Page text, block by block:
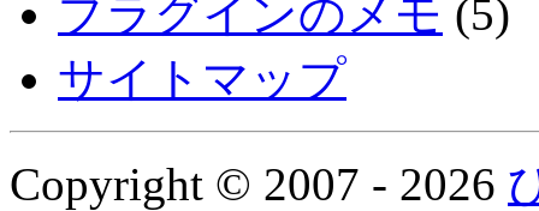
プラグインのメモ (5)
サイトマップ
Copyright © 2007 - 2026